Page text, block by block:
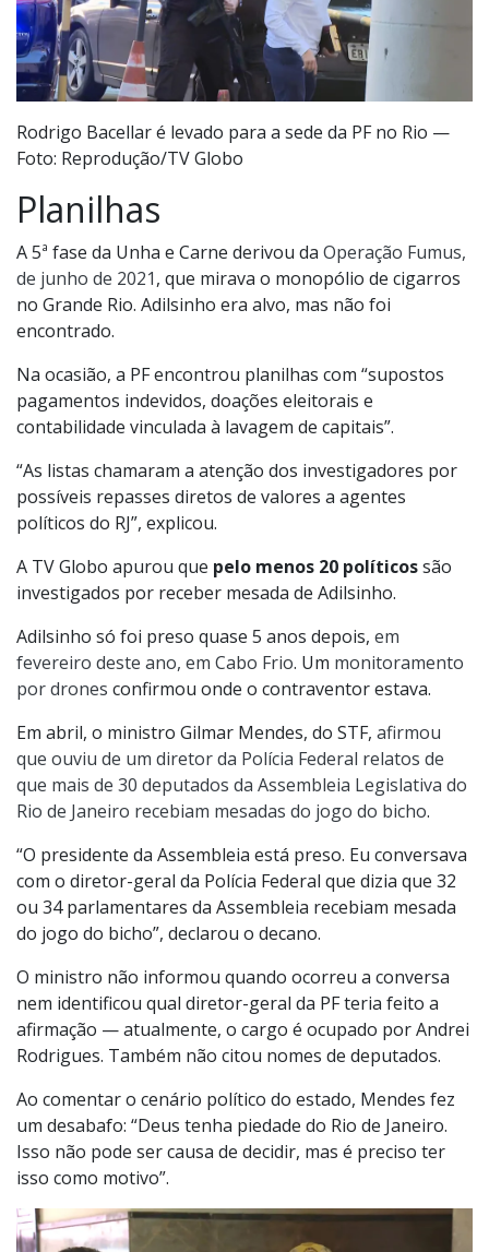
Rodrigo Bacellar é levado para a sede da PF no Rio —
Foto: Reprodução/TV Globo
Planilhas
A 5ª fase da Unha e Carne derivou da Operação Fumus,
de junho de 2021, que mirava o monopólio de cigarros
no Grande Rio. Adilsinho era alvo, mas não foi
encontrado.
Na ocasião, a PF encontrou planilhas com “supostos
pagamentos indevidos, doações eleitorais e
contabilidade vinculada à lavagem de capitais”.
“As listas chamaram a atenção dos investigadores por
possíveis repasses diretos de valores a agentes
políticos do RJ”, explicou.
A TV Globo apurou que pelo menos 20 políticossão
investigados por receber mesada de Adilsinho.
Adilsinho só foi preso quase 5 anos depois, em
fevereiro deste ano, em Cabo Frio. Um monitoramento
por drones confirmou onde o contraventor estava.
Em abril, o ministro Gilmar Mendes, do STF, afirmou
que ouviu de um diretor da Polícia Federal relatos de
que mais de 30 deputados da Assembleia Legislativa do
Rio de Janeiro recebiam mesadas do jogo do bicho.
“O presidente da Assembleia está preso. Eu conversava
com o diretor-geral da Polícia Federal que dizia que 32
ou 34 parlamentares da Assembleia recebiam mesada
do jogo do bicho”, declarou o decano.
O ministro não informou quando ocorreu a conversa
nem identificou qual diretor-geral da PF teria feito a
afirmação — atualmente, o cargo é ocupado por Andrei
Rodrigues. Também não citou nomes de deputados.
Ao comentar o cenário político do estado, Mendes fez
um desabafo: “Deus tenha piedade do Rio de Janeiro.
Isso não pode ser causa de decidir, mas é preciso ter
isso como motivo”.